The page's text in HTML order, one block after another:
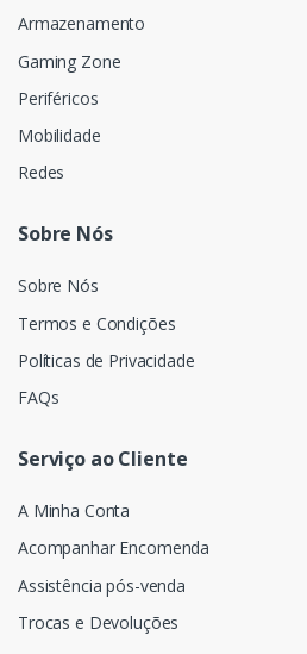
Armazenamento
Gaming Zone
Periféricos
Mobilidade
Redes
Sobre Nós
Sobre Nós
Termos e Condições
Políticas de Privacidade
FAQs
Serviço ao Cliente
A Minha Conta
Acompanhar Encomenda
Assistência pós-venda
Trocas e Devoluções